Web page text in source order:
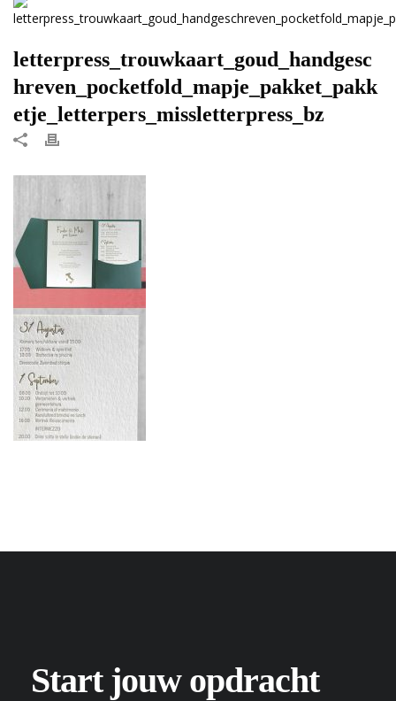
letterpress_trouwkaart_goud_handgesc
hreven_pocketfold_mapje_pakket_pakk
etje_letterpers_missletterpress_bz
Start jouw opdracht